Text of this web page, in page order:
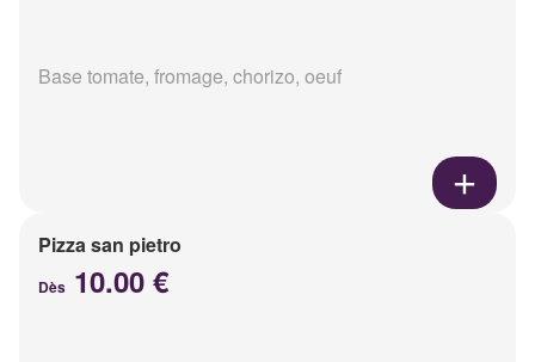
Base tomate, fromage, chorizo, oeuf
Pizza san pietro
Dès 10.00 €